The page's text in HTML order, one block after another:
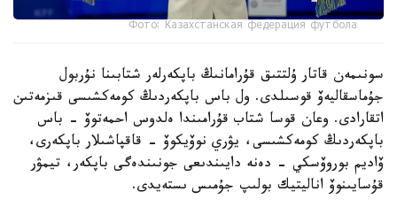
Фото: Казахстанская федерация футбола
سونىمەن قاتار ۇلتتىق قۇرامانىڭ باپكەرلەر شتابىنا نۇربول
جۇماسقاليەۆ قوسىلدى. ول باس باپكەردىڭ كومەكشىسى قىزمەتىن
اتقارادى. وعان قوسا شتاب قۇرامىندا ەلدوس احمەتوۆ - باس
باپكەردىڭ كومەكشىسى، يۋري نوۆيكوۆ - قاقپاشىلار باپكەرى،
ۆاديم بوروۆسكي - دەنە دايىندىعى جونىندەگى باپكەر، تيمۋر
قۇسايىنوۆ اناليتيك بولىپ جۇمىس ىستەيدى.